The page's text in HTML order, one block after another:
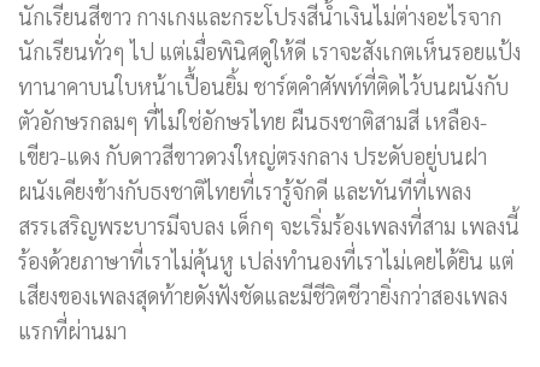
นักเรียนสีขาว กางเกงและกระโปรงสีน้ำเงินไม่ต่างอะไรจาก
นักเรียนทั่วๆ ไป แต่เมื่อพินิศดูให้ดี เราจะสังเกตเห็นรอยแป้ง
ทานาคาบนใบหน้าเปื้อนยิ้ม ชาร์ตคำศัพท์ที่ติดไว้บนผนังกับ
ตัวอักษรกลมๆ ที่ไม่ใช่อักษรไทย ผืนธงชาติสามสี เหลือง-
เขียว-แดง กับดาวสีขาวดวงใหญ่ตรงกลาง ประดับอยู่บนฝา
ผนังเคียงข้างกับธงชาติไทยที่เรารู้จักดี และทันทีที่เพลง
สรรเสริญพระบารมีจบลง เด็กๆ จะเริ่มร้องเพลงที่สาม เพลงนี้
ร้องด้วยภาษาที่เราไม่คุ้นหู เปล่งทำนองที่เราไม่เคยได้ยิน แต่
เสียงของเพลงสุดท้ายดังฟังชัดและมีชีวิตชีวายิ่งกว่าสองเพลง
แรกที่ผ่านมา